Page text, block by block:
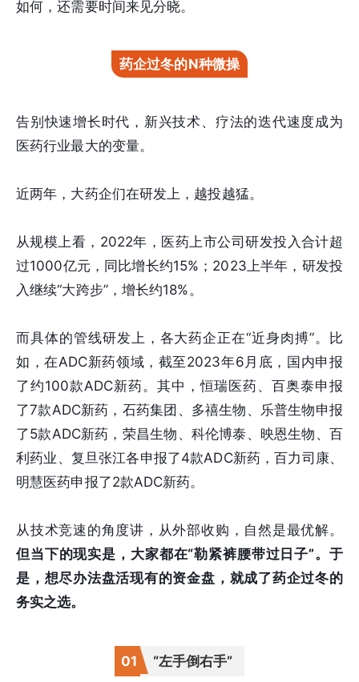
如何，还需要时间来见分晓。
药企过冬的N种微操
告别快速增长时代，新兴技术、疗法的迭代速度成为
医药行业最大的变量。
近两年，大药企们在研发上，越投越猛。
从规模上看，2022年，医药上市公司研发投入合计超
过1000亿元，同比增长约15%；2023上半年，研发投
入继续“大跨步”，增长约18%。
而具体的管线研发上，各大药企正在“近身肉搏”。比
如，在ADC新药领域，截至2023年6月底，国内申报
了约100款ADC新药。其中，恒瑞医药、百奥泰申报
了7款ADC新药，石药集团、多禧生物、乐普生物申报
了5款ADC新药，荣昌生物、科伦博泰、映恩生物、百
利药业、复旦张江各申报了4款ADC新药，百力司康、
明慧医药申报了2款ADC新药。
从技术竞速的角度讲，从外部收购，自然是最优解。
但当下的现实是，大家都在“勒紧裤腰带过日子”。于
是，想尽办法盘活现有的资金盘，就成了药企过冬的
务实之选。
01 “左手倒右手”